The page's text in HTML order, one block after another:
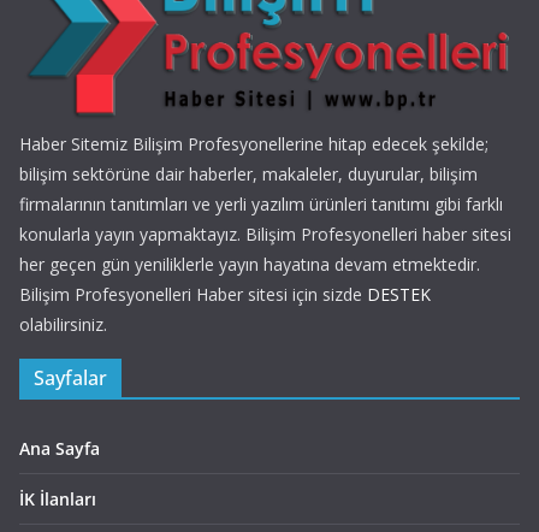
Haber Sitemiz Bilişim Profesyonellerine hitap edecek şekilde;
bilişim sektörüne dair haberler, makaleler, duyurular, bilişim
firmalarının tanıtımları ve yerli yazılım ürünleri tanıtımı gibi farklı
konularla yayın yapmaktayız. Bilişim Profesyonelleri haber sitesi
her geçen gün yeniliklerle yayın hayatına devam etmektedir.
Bilişim Profesyonelleri Haber sitesi için sizde DESTEK
olabilirsiniz.
Sayfalar
Ana Sayfa
İK İlanları